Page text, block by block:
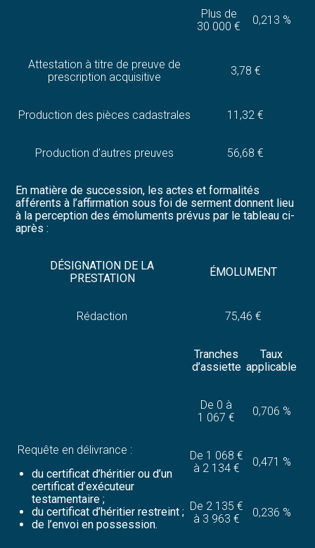
Plus de
30 000 €
0,213 %
Attestation à titre de preuve de
prescription acquisitive
3,78 €
Production des pièces cadastrales 11,32 €
Production d’autres preuves 56,68 €
En matière de succession, les actes et formalités
afférents à l’affirmation sous foi de serment donnent lieu
à la perception des émoluments prévus par le tableau ci-
après :
DÉSIGNATION DE LA
PRESTATION
ÉMOLUMENT
Rédaction 75,46 €
Requête en délivrance :
du certificat d’héritier ou d’un
certificat d’exécuteur
testamentaire ;
du certificat d’héritier restreint ;
de l’envoi en possession.
Tranches
d’assiette
Taux
applicable
De 0 à
1 067 €
0,706 %
De 1 068 €
à 2 134 €
0,471 %
De 2 135 €
à 3 963 €
0,236 %